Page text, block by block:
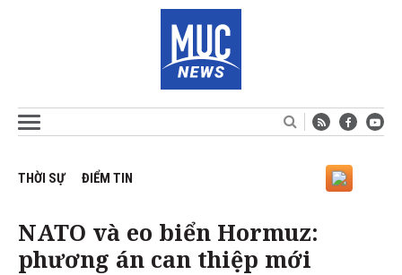
THỜI SỰ ĐIỂM TIN
NATO và eo biển Hormuz:
phương án can thiệp mới